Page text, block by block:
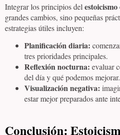
Integrar los principios del
grandes cambios, sino pequeñas
estrategias útiles incluyen:
Planificación diaria:
tres prioridades principales.
Reflexión nocturna: evaluar
del día y qué podemos mejorar.
Visualización negativa:
estar mejor preparados ante
Conclusión: